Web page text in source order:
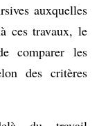
auxquelles
ces travaux, le
comparer les
des critères